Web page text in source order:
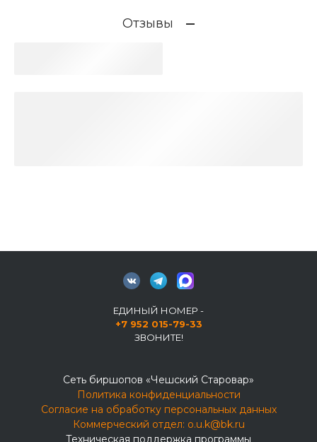
Отзывы
ЕДИНЫЙ НОМЕР -
+7 952 015-79-33
ЗВОНИТЕ!
Сеть биршопов «Чешский Старовар»
Политика конфиденциальности
Согласие на обработку персональных данных
Коммерческий отдел: o.u.k@bk.ru
Техническая поддержка программы